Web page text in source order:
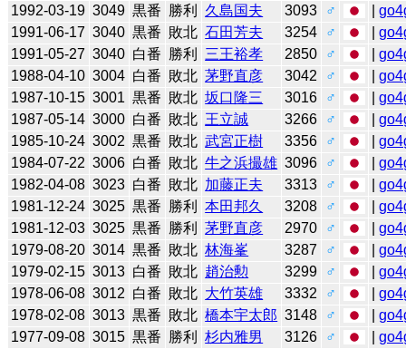
1992-03-19 3049 黒番 勝利 久島国夫 3093 ♂ |
1991-06-17 3040 黒番 敗北 石田芳夫 3254 ♂ |
1991-05-27 3040 白番 勝利 三王裕孝 2850 ♂ |
1988-04-10 3004 白番 敗北 茅野直彦 3042 ♂ |
1987-10-15 3001 黒番 敗北 坂口隆三 3016 ♂ |
1987-05-14 3000 白番 敗北 王立誠 3266 ♂ |
1985-10-24 3002 黒番 敗北 武宮正樹 3356 ♂ |
1984-07-22 3006 白番 敗北 牛之浜撮雄 3096 ♂ |
1982-04-08 3023 白番 敗北 加藤正夫 3313 ♂ |
1981-12-24 3025 黒番 勝利 本田邦久 3208 ♂ |
1981-12-03 3025 黒番 勝利 茅野直彦 2970 ♂ |
1979-08-20 3014 黒番 敗北 林海峯 3287 ♂ |
1979-02-15 3013 白番 敗北 趙治勲 3299 ♂ |
1978-06-08 3012 白番 敗北 大竹英雄 3332 ♂ |
1978-02-08 3013 黒番 敗北 橋本宇太郎 3148 ♂ |
1977-09-08 3015 黒番 勝利 杉内雅男 3126 ♂ |